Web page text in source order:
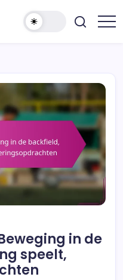
in de
speelt,